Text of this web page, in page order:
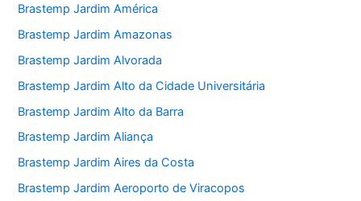
Brastemp Jardim América
Brastemp Jardim Amazonas
Brastemp Jardim Alvorada
Brastemp Jardim Alto da Cidade Universitária
Brastemp Jardim Alto da Barra
Brastemp Jardim Aliança
Brastemp Jardim Aires da Costa
Brastemp Jardim Aeroporto de Viracopos